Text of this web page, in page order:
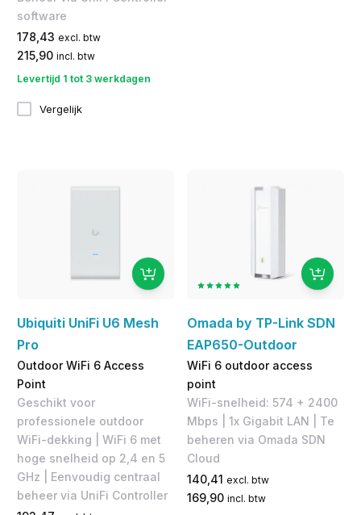
software
178,43 excl. btw
215,90 incl. btw
Levertijd 1 tot 3 werkdagen
Vergelijk
Ubiquiti UniFi U6 Mesh
Pro
Outdoor WiFi 6 Access
Point
Geschikt voor
professionele outdoor
WiFi-dekking | WiFi 6 met
hoge snelheid op 2,4 en 5
GHz | Eenvoudig centraal
beheer via UniFi Controller
Omada by TP-Link SDN
EAP650-Outdoor
WiFi 6 outdoor access
point
WiFi-snelheid: 574 + 2400
Mbps | 1x Gigabit LAN​ | Te
beheren via Omada SDN
Cloud
140,41 excl. btw
169,90 incl. btw